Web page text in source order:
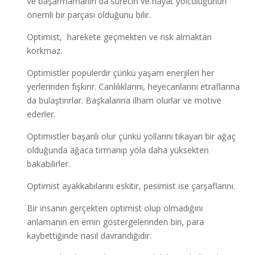
önemli bir parçası olduğunu bilir.
Optimist, harekete geçmekten ve risk almaktan
korkmaz.
Optimistler popülerdir çünkü yaşam enerjileri her
yerlerinden fışkırır. Canlılıklarını, heyecanlarını etraflarına
da bulaştırırlar. Başkalarına ilham olurlar ve motive
ederler.
Optimistler başarılı olur çünkü yollarını tıkayan bir ağaç
olduğunda ağaca tırmanıp yola daha yüksekten
bakabilirler.
Optimist ayakkabılarını eskitir, pesimist ise çarşaflarını.
Bir insanın gerçekten optimist olup olmadığını
anlamanın en emin göstergelerinden biri, para
kaybettiğinde nasıl davrandığıdır.